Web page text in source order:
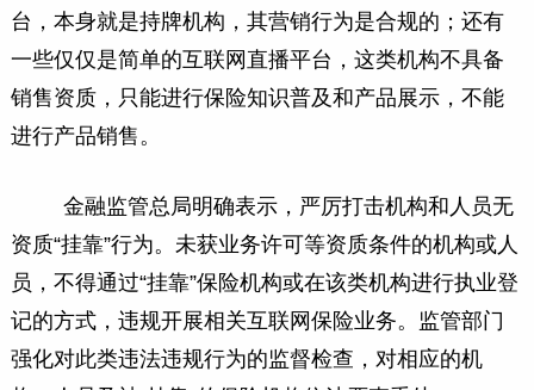
台，本身就是持牌机构，其营销行为是合规的；还有
一些仅仅是简单的互联网直播平台，这类机构不具备
销售资质，只能进行保险知识普及和产品展示，不能
进行产品销售。
金融监管总局明确表示，严厉打击机构和人员无
资质“挂靠”行为。未获业务许可等资质条件的机构或人
员，不得通过“挂靠”保险机构或在该类机构进行执业登
记的方式，违规开展相关互联网保险业务。监管部门
强化对此类违法违规行为的监督检查，对相应的机